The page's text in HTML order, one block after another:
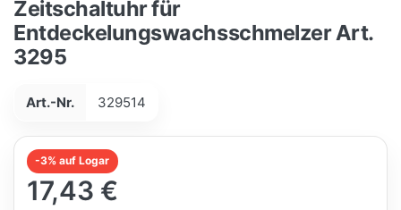
Zeitschaltuhr für
Entdeckelungswachsschmelzer Art.
3295
Art.-Nr. 329514
-3% auf Logar
17,43 €